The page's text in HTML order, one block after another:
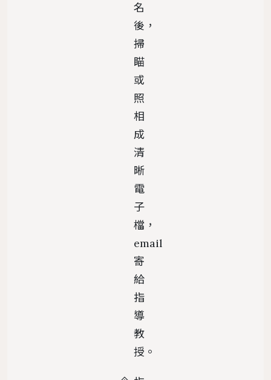
名
後，
掃
瞄
或
照
相
成
清
晰
電
子
檔，
email
寄
給
指
導
教
授。